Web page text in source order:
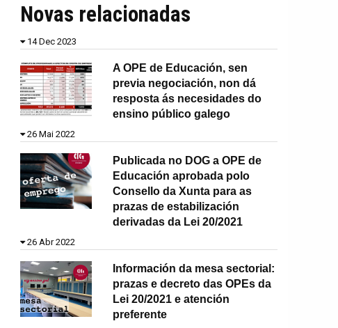
Novas relacionadas
14 Dec 2023
A OPE de Educación, sen
previa negociación, non dá
resposta ás necesidades do
ensino público galego
26 Mai 2022
Publicada no DOG a OPE de
Educación aprobada polo
Consello da Xunta para as
prazas de estabilización
derivadas da Lei 20/2021
26 Abr 2022
Información da mesa sectorial:
prazas e decreto das OPEs da
Lei 20/2021 e atención
preferente